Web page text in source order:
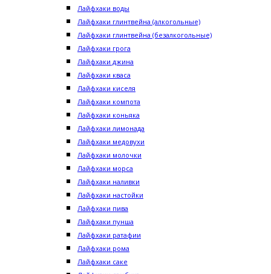
Лайфхаки воды
Лайфхаки глинтвейна (алкогольные)
Лайфхаки глинтвейна (безалкогольные)
Лайфхаки грога
Лайфхаки джина
Лайфхаки кваса
Лайфхаки киселя
Лайфхаки компота
Лайфхаки коньяка
Лайфхаки лимонада
Лайфхаки медовухи
Лайфхаки молочки
Лайфхаки морса
Лайфхаки наливки
Лайфхаки настойки
Лайфхаки пива
Лайфхаки пунша
Лайфхаки ратафии
Лайфхаки рома
Лайфхаки саке